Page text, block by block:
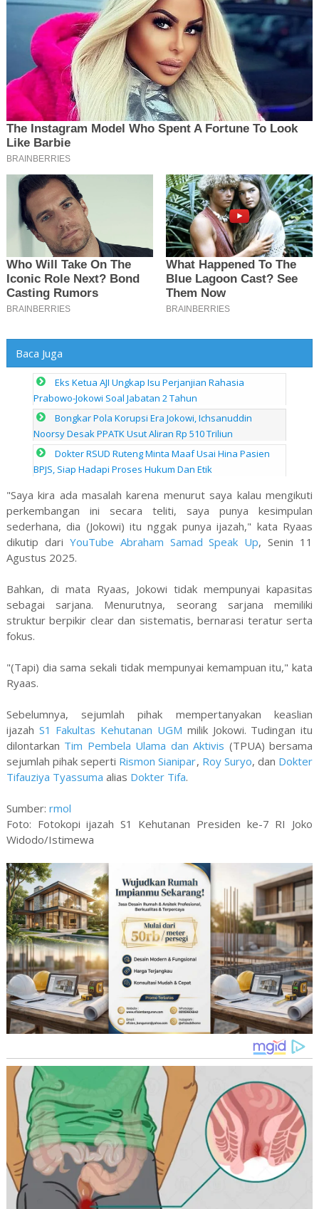
Baca Juga
Eks Ketua AJI Ungkap Isu Perjanjian Rahasia
Prabowo-Jokowi Soal Jabatan 2 Tahun
Bongkar Pola Korupsi Era Jokowi, Ichsanuddin
Noorsy Desak PPATK Usut Aliran Rp 510 Triliun
Dokter RSUD Ruteng Minta Maaf Usai Hina Pasien
BPJS, Siap Hadapi Proses Hukum Dan Etik
"Saya kira ada masalah karena menurut saya kalau mengikuti
perkembangan ini secara teliti, saya punya kesimpulan
sederhana, dia (Jokowi) itu nggak punya ijazah," kata Ryaas
dikutip dari YouTube Abraham Samad Speak Up, Senin 11
Agustus 2025.
Bahkan, di mata Ryaas, Jokowi tidak mempunyai kapasitas
sebagai sarjana. Menurutnya, seorang sarjana memiliki
struktur berpikir clear dan sistematis, bernarasi teratur serta
fokus.
"(Tapi) dia sama sekali tidak mempunyai kemampuan itu," kata
Ryaas.
Sebelumnya, sejumlah pihak mempertanyakan keaslian
ijazah S1 Fakultas Kehutanan UGM milik Jokowi. Tudingan itu
dilontarkan Tim Pembela Ulama dan Aktivis (TPUA) bersama
sejumlah pihak seperti Rismon Sianipar, Roy Suryo, dan Dokter
Tifauziya Tyassuma alias Dokter Tifa.
Sumber: rmol
Foto: Fotokopi ijazah S1 Kehutanan Presiden ke-7 RI Joko
Widodo/Istimewa